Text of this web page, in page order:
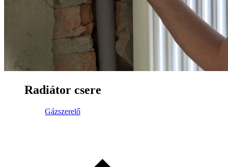
Radiátor csere
Gázszerelő